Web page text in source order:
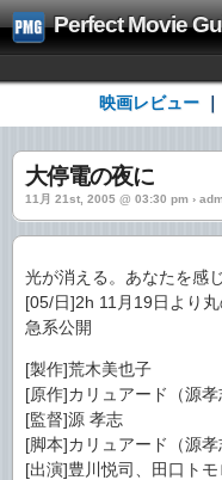
Perfect Movie
映画レビュー
大停電の夜に
11月 21st, 2005 @ 03:30 pm ›
光が消える。あなた
[05/日]2h 11月19日より
急系公開
[製作]荒木美也子
[原作]カリュアード（源孝
[監督]源 孝志
[脚本]カリュアード（源孝
[出演]豊川悦司、田口ト